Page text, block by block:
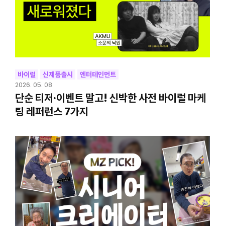
바이럴 신제품출시 엔터테인먼트
2026. 05. 08
단순 티저·이벤트 말고! 신박한 사전 바이럴 마케
팅 레퍼런스 7가지